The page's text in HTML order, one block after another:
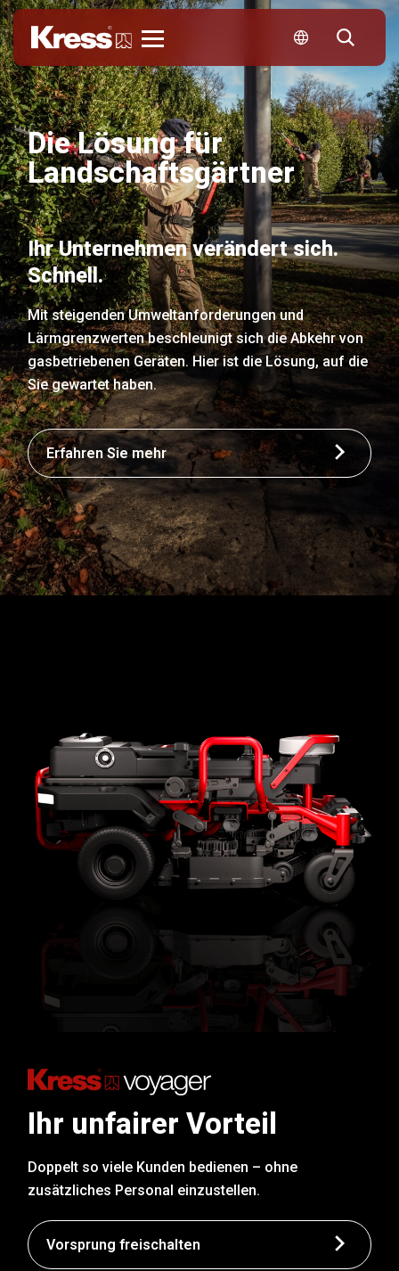
Die Lösung für
Landschaftsgärtner
Ihr Unternehmen verändert sich.
Schnell.
Mit steigenden Umweltanforderungen und
Lärmgrenzwerten beschleunigt sich die Abkehr von
gasbetriebenen Geräten. Hier ist die Lösung, auf die
Sie gewartet haben.
Erfahren Sie mehr
Ihr unfairer Vorteil
Doppelt so viele Kunden bedienen – ohne
zusätzliches Personal einzustellen.
Vorsprung freischalten